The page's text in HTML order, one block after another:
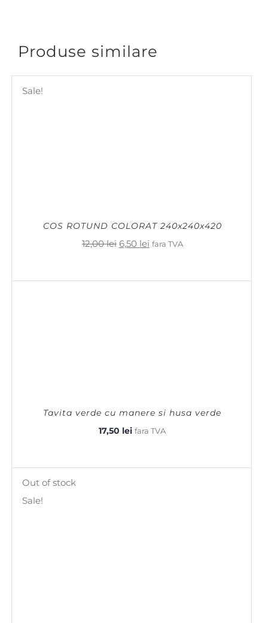
Produse similare
Sale!
COS ROTUND COLORAT 240x240x420
12,00lei Prețul
fost:
6,50 leiPrețul
6,50 lei.
fara TVA
Tavita verde cu manere si husa verde
17,50 lei fara TVA
Out of stock
Sale!